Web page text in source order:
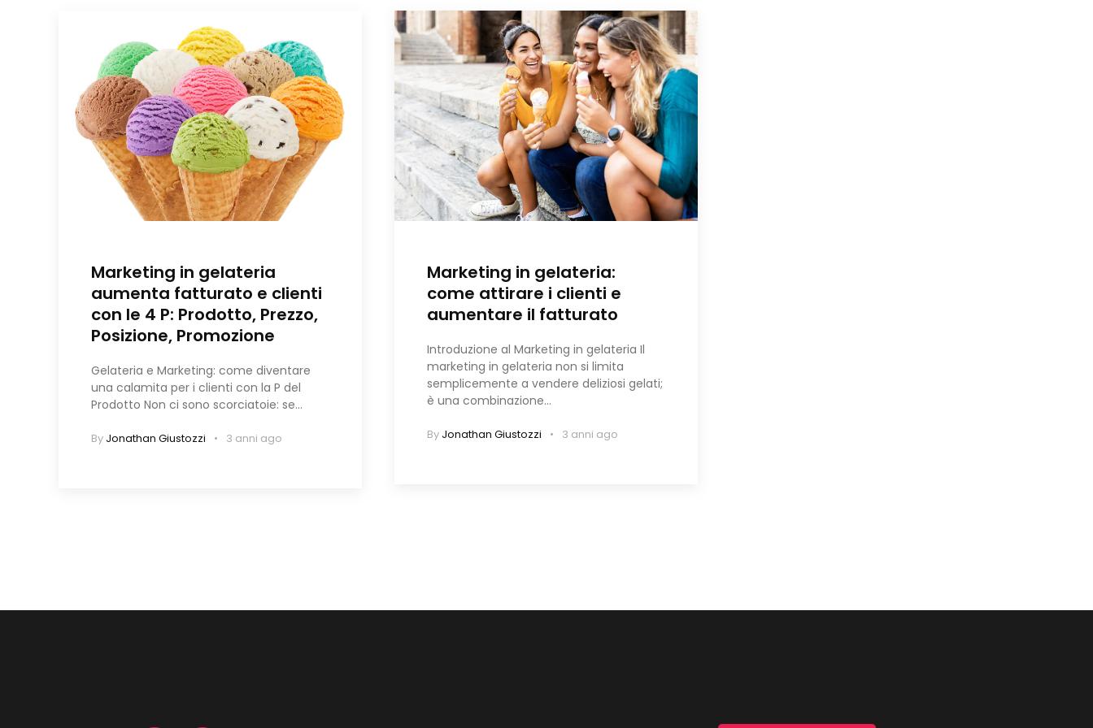
Marketing in gelateria
aumenta fatturato e clienti
con le 4 P: Prodotto, Prezzo,
Posizione, Promozione
Gelateria e Marketing: come diventare
una calamita per i clienti con la P del
Prodotto Non ci sono scorciatoie: se…
By Jonathan Giustozzi 3 anni ago
Marketing in gelateria:
come attirare i clienti e
aumentare il fatturato
Introduzione al Marketing in gelateria Il
marketing in gelateria non si limita
semplicemente a vendere deliziosi gelati;
è una combinazione…
By Jonathan Giustozzi 3 anni ago